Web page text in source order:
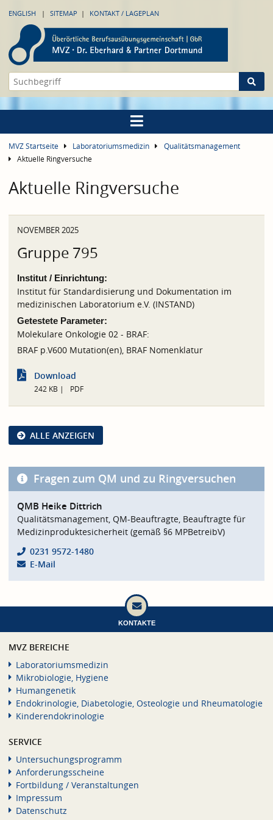
ENGLISH SITEMAP KONTAKT / LAGEPLAN
MVZ Startseite Laboratoriumsmedizin
Qualitätsmanagement
Aktuelle Ringversuche
Aktuelle Ringversuche
NOVEMBER 2025
Gruppe 795
Institut / Einrichtung:
Institut für Standardisierung und Dokumentation im
medizinischen Laboratorium e.V. (INSTAND)
Getestete Parameter:
Molekulare Onkologie 02 - BRAF:
BRAF p.V600 Mutation(en), BRAF Nomenklatur
Download
242 KB PDF
ALLE ANZEIGEN
Fragen zum QM und zu Ringversuchen
QMB Heike Dittrich
Qualitätsmanagement, QM-Beauftragte, Beauftragte für
Medizinproduktesicherheit (gemäß §6 MPBetreibV)
0231 9572-1480
E-Mail
KONTAKTE
MVZ BEREICHE
Laboratoriumsmedizin
Mikrobiologie, Hygiene
Humangenetik
Endokrinologie, Diabetologie, Osteologie und Rheumatologie
Kinderendokrinologie
SERVICE
Untersuchungsprogramm
Anforderungsscheine
Fortbildung / Veranstaltungen
Impressum
Datenschutz